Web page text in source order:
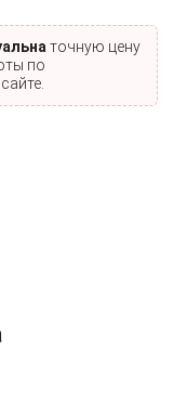
точную цену
по